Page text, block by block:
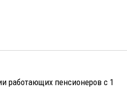
работающих пенсионеров с 1